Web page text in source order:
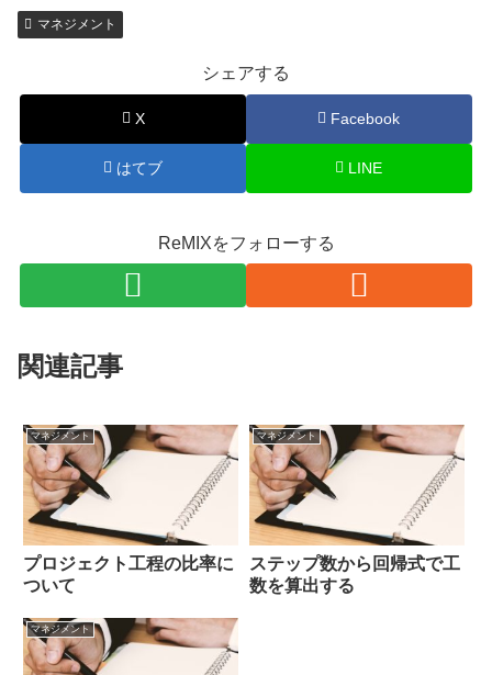
マネジメント
シェアする
X Facebook
はてブ LINE
ReMIXをフォローする
関連記事
マネジメント
プロジェクト工程の比率に
ついて
マネジメント
ステップ数から回帰式で工
数を算出する
マネジメント